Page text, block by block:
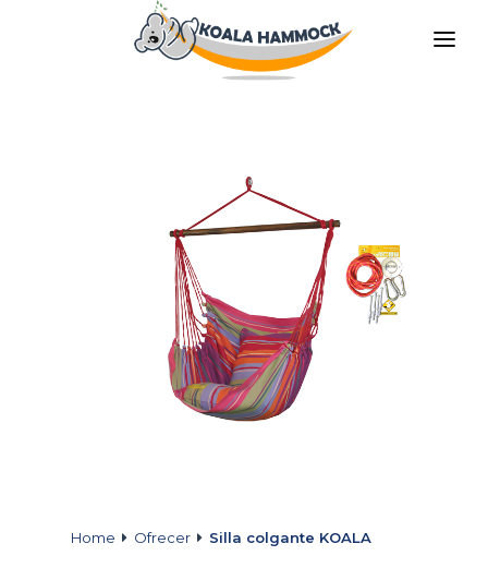
HÁGATE EL DISTRIBUDOR
Home Ofrecer Silla colgante KOALA